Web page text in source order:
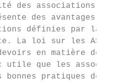
des associations
des avantages
définies par la
La loi sur les
en matière de
utile que les
bonnes pratiques de